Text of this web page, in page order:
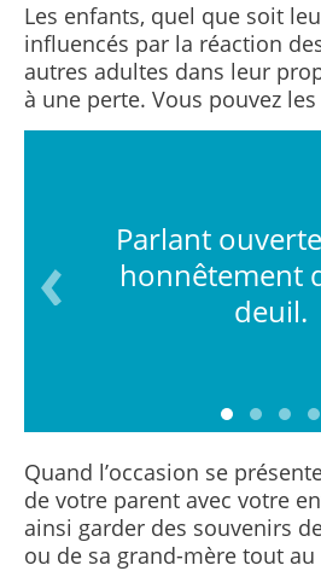
Les enfants, quel que soit
influencés par la réaction
autres adultes dans leur
à une perte. Vous pouvez
Parlant
honnêtement
deuil.
Quand l’occasion se
de votre parent avec votre
ainsi garder des souvenirs
ou de sa grand-mère tout